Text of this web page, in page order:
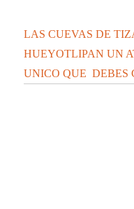
LAS CUEVAS DE
HUEYOTLIPAN UN
UNICO QUE DEBES